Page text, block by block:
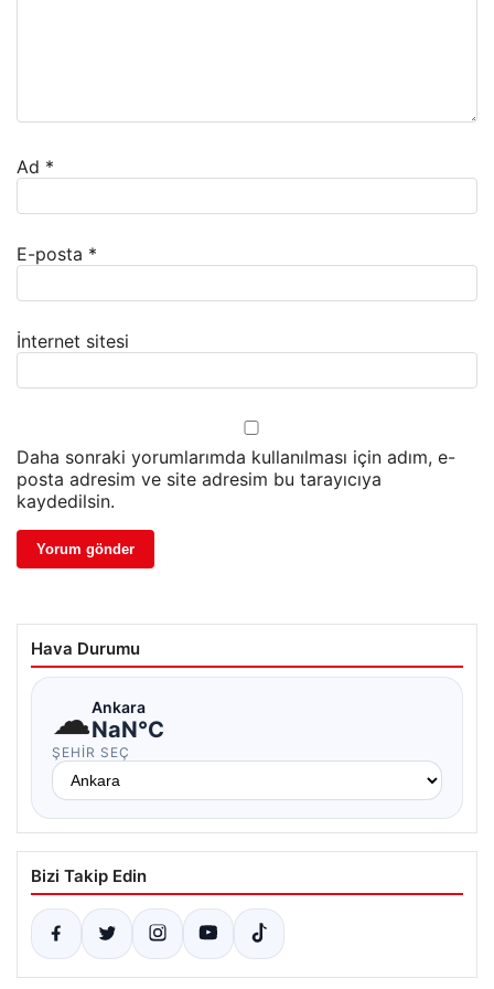
Ad *
E-posta *
İnternet sitesi
Daha sonraki yorumlarımda kullanılması için adım, e-
posta adresim ve site adresim bu tarayıcıya
kaydedilsin.
Hava Durumu
☁Ankara
NaN°C
ŞEHIR SEÇ
Bizi Takip Edin